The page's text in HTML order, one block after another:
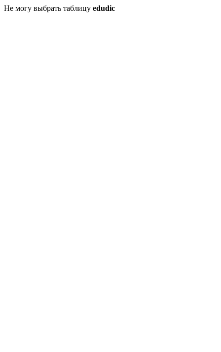
Не могу выбрать таблицу edudic